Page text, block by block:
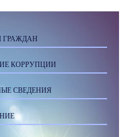
ГРАЖДАН
КОРРУПЦИИ
СВЕДЕНИЯ